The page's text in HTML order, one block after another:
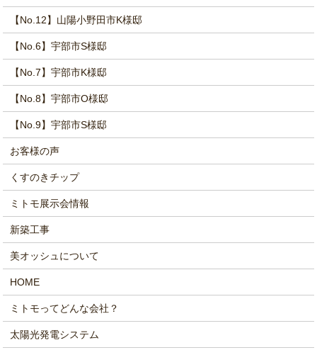
【No.12】山陽小野田市K様邸
【No.6】宇部市S様邸
【No.7】宇部市K様邸
【No.8】宇部市O様邸
【No.9】宇部市S様邸
お客様の声
くすのきチップ
ミトモ展示会情報
新築工事
美オッシュについて
HOME
ミトモってどんな会社？
太陽光発電システム